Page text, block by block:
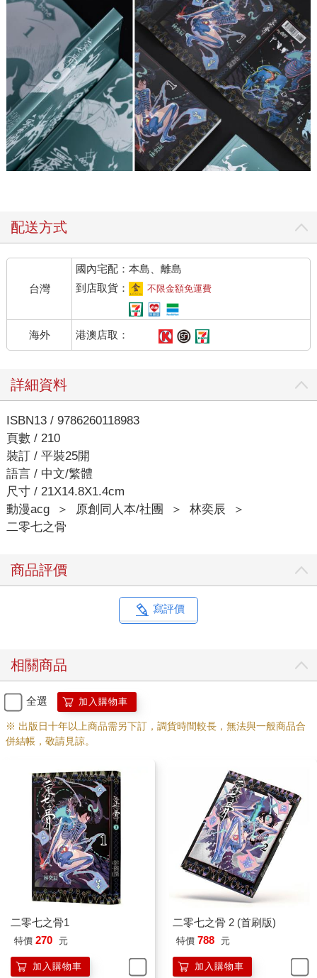
配送方式
台灣
國內宅配：本島、離島
到店取貨：
不限金額免運費
海外 港澳店取：
詳細資料
ISBN13 / 9786260118983
頁數 / 210
裝訂 / 平裝25開
語言 / 中文/繁體
尺寸 / 21X14.8X1.4cm
動漫acg
＞ 原創同人本/社團 ＞ 林奕辰
＞
二零七之骨
商品評價
寫評價
相關商品
全選 加入購物車
※ 出版日十年以上商品需另下訂，調貨時間較長，無法與一般商品合
併結帳，敬請見諒。
二零七之骨1
特價 270 元
加入購物車
二零七之骨 2 (首刷版)
特價 788 元
加入購物車